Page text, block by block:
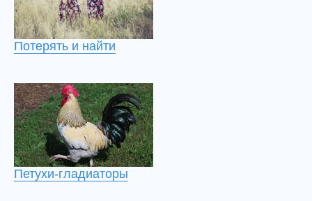
Потерять и найти
Петухи-гладиаторы